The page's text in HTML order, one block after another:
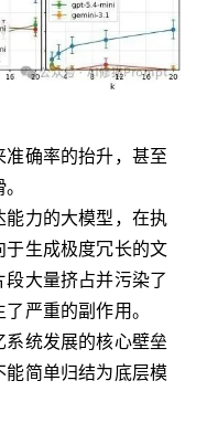
确率的抬升，甚至
能力的大模型，在执
生成极度冗长的文
大量挤占并污染了
严重的副作用。
统发展的核心壁垒
简单归结为底层模